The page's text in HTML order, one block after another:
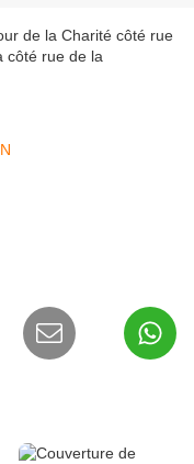
de la Charité côté rue
côté rue de la